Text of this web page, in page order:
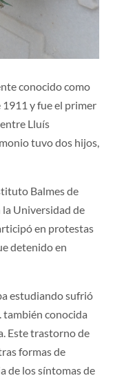
conocido como
1911 y fue el primer
Lluís
tuvo dos hijos,
Balmes de
la Universidad de
en protestas
detenido en
estudiando sufrió
también conocida
Este trastorno de
formas de
de los síntomas de